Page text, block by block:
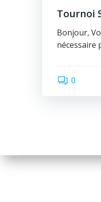
Tournoi
Bonjour,
nécessaire
0